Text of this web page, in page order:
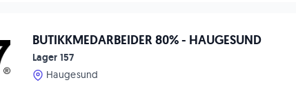
BUTIKKMEDARBEIDER 80% - HAUGESUND
Lager 157
Haugesund